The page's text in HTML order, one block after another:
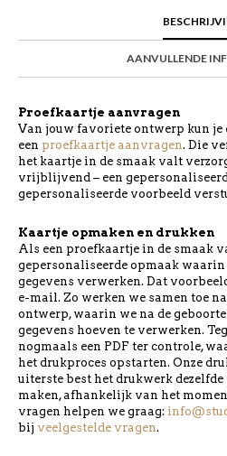
AANVULLENDE
Proefkaartje aanvragen
Van jouw favoriete ontwerp kun je
een proefkaartje aanvragen. Die
het kaartje in de smaak valt
vrijblijvend – een
gepersonaliseerde voorbeeld
Kaartje opmaken en drukken
Als een proefkaartje in de smaak
gepersonaliseerde opmaak waarin
gegevens verwerken. Dat
e-mail. Zo werken we samen toe
ontwerp, waarin we na de
gegevens hoeven te verwerken.
nogmaals een PDF ter controle,
het drukproces opstarten. Onze
uiterste best het drukwerk
maken, afhankelijk van het
vragen helpen we graag:
bij veelgestelde vragen.